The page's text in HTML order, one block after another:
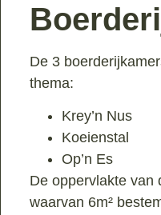
De 3
thema:
Krey’n Nus
Koeienstal
Op’n Es
De oppervlakte van
waarvan 6m²